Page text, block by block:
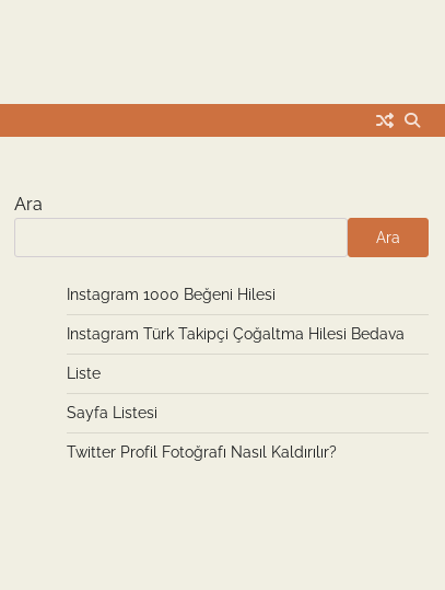
Ara
Ara
Instagram 1000 Beğeni Hilesi
Instagram Türk Takipçi Çoğaltma Hilesi Bedava
Liste
Sayfa Listesi
Twitter Profil Fotoğrafı Nasıl Kaldırılır?